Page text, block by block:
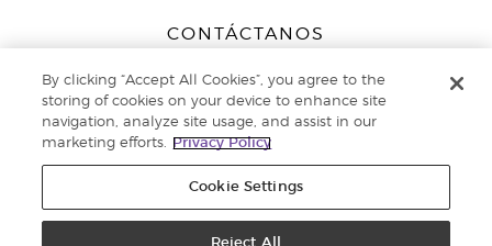
CONTÁCTANOS
Peizerweg 97
9727 AJ Groningen
Netherlands
Servicio de atención:900-812976
reservados. |Política de privacidad
By clicking “Accept All Cookies”, you agree to the
storing of cookies on your device to enhance site
navigation, analyze site usage, and assist in our
marketing efforts.
Privacy Policy
Cookie Settings